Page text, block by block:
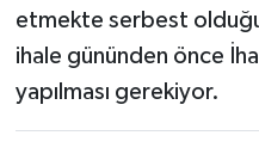
etmekte serbest
ihale gününden önce
yapılması gerekiyor.